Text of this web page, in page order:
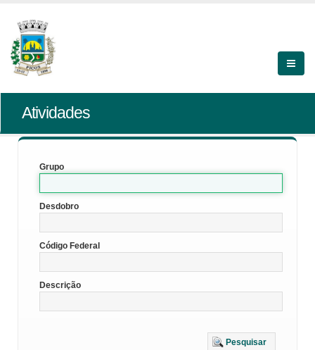
Atividades
Grupo
Desdobro
Código Federal
Descrição
Pesquisar